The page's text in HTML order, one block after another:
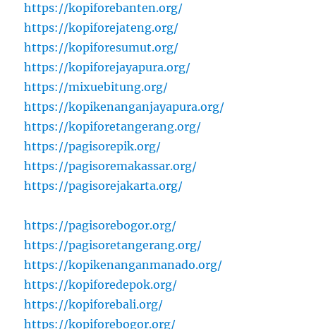
https://kopiforebanten.org/
https://kopiforejateng.org/
https://kopiforesumut.org/
https://kopiforejayapura.org/
https://mixuebitung.org/
https://kopikenanganjayapura.org/
https://kopiforetangerang.org/
https://pagisorepik.org/
https://pagisoremakassar.org/
https://pagisorejakarta.org/
https://pagisorebogor.org/
https://pagisoretangerang.org/
https://kopikenanganmanado.org/
https://kopiforedepok.org/
https://kopiforebali.org/
https://kopiforebogor.org/